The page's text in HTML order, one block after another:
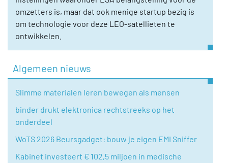
omzetters is, maar dat ook menige startup bezig is
om technologie voor deze LEO-satellieten te
ontwikkelen.
Algemeen nieuws
Slimme materialen leren bewegen als mensen
binder drukt elektronica rechtstreeks op het
onderdeel
WoTS 2026 Beursgadget: bouw je eigen EMI Sniffer
Kabinet investeert € 102,5 miljoen in medische